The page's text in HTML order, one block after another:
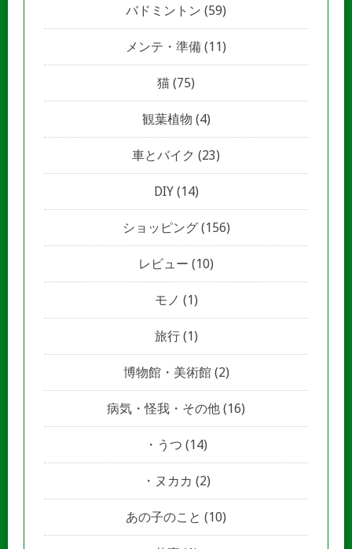
バドミントン (59)
メンテ・準備 (11)
猫 (75)
観葉植物 (4)
車とバイク (23)
DIY(14)
ショッピング(156)
レビュー (10)
モノ (1)
旅行(1)
博物館・美術館(2)
病気・怪我・その他 (16)
うつ (14)
ヌカカ (2)
あの子のこと (10)